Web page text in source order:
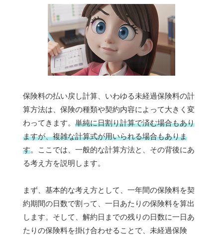
保険料の払い戻し計算、いわゆる未経過保険料の計
算方法は、保険の種類や契約内容によって大きく変
わってきます。 単純に日割り計算で済む場合もあり
ますが、複雑な計算式が用いられる場合もありま
す。ここでは、一般的な計算方法と、その背後にあ
る考え方を説明します。
まず、基本的な考え方として、一年間の保険料を契
約期間の日数で割って、一日あたりの保険料を算出
します。そして、解約日までの残りの日数に一日あ
たりの保険料を掛け合わせることで、未経過保険